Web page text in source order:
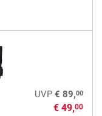
UVP € 89,00
€ 49,00